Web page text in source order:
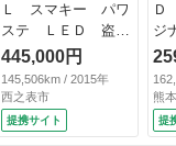
Ｌ スマキー パワ
ステ ＬＥＤ 盗難
防止システム ＡＢ
Ｓ エアコン パワ
ーウィンドウ ＥＳ
Ｃ オートライト
衝突安全ボディ キ
445,000円
145,506km / 2015年
西之表市
提携サイト
Ｄ
ジ
ド
ン
ネ
タ
エ
熊
提